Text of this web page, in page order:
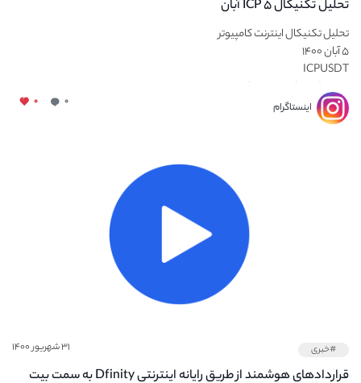
تحلیل تکنیکال ICP ۵ آبان
تحلیل تکنیکال اینترنت کامپیوتر
۵ آبان ۱۴۰۰
ICPUSDT
دو سطح حمایتی قوی داره...
اینستاگرام ۰ ۰
#خبری ۳۱ شهریور ۱۴۰۰
قراردادهای هوشمند از طریق رایانه اینترنتی Dfinity به سمت بیت